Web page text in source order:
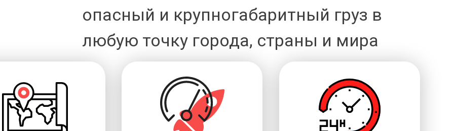
опасный и крупногабаритный груз в
любую точку города, страны и мира